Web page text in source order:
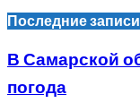
Последние записи
В Самарской
погода